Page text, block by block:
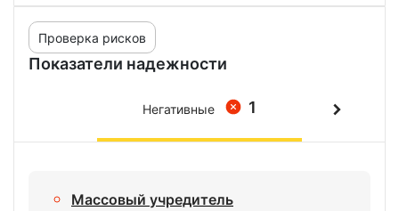
Показатели надежности
Проверка рисков
1
Негативные
Массовый учредитель